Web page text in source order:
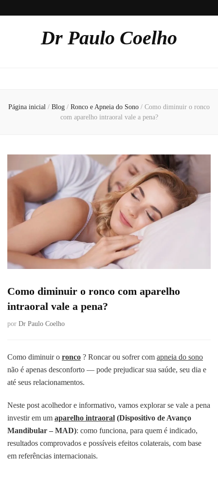
Dr Paulo Coelho
Página inicial / Blog / Ronco e Apneia do Sono / Como diminuir o ronco
com aparelho intraoral vale a pena?
Como diminuir o ronco com aparelho
intraoral vale a pena?
por Dr Paulo Coelho
Como diminuir o ronco ? Roncar ou sofrer com apneia do sono
não é apenas desconforto — pode prejudicar sua saúde, seu dia e
até seus relacionamentos.
Neste post acolhedor e informativo, vamos explorar se vale a pena
investir em um aparelho intraoral (Dispositivo de Avanço
Mandibular – MAD): como funciona, para quem é indicado,
resultados comprovados e possíveis efeitos colaterais, com base
em referências internacionais.